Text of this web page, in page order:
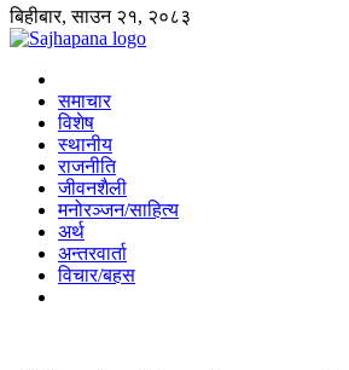
बिहीबार, साउन २१, २०८३
समाचार
विशेष
स्थानीय
राजनीति
जीवनशैली
मनोरञ्जन/साहित्य
अर्थ
अन्तरवार्ता
विचार/बहस